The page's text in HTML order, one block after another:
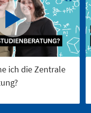
ich die Zentrale